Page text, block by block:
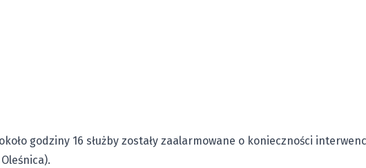
godziny 16 służby zostały zaalarmowane o konieczności